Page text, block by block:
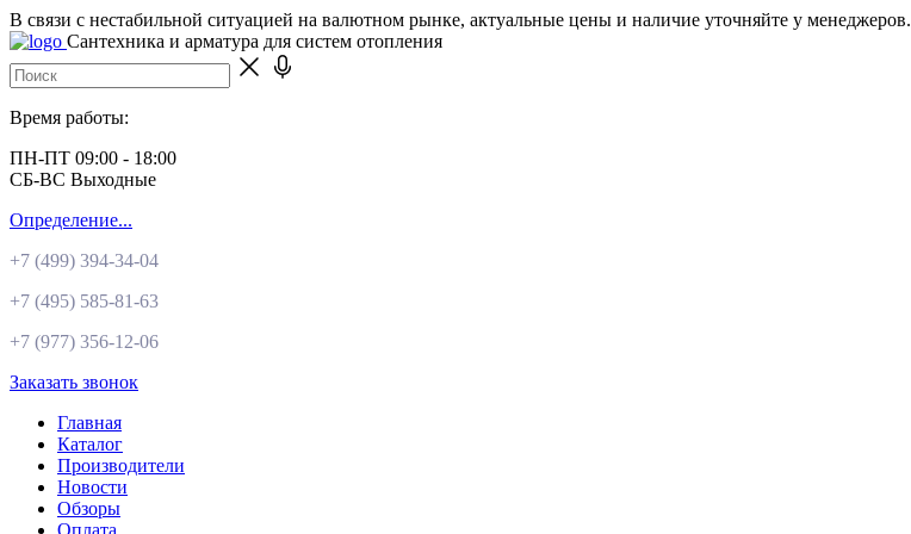
В связи с нестабильной ситуацией на валютном рынке, актуальные цены и наличие уточняйте у менеджеров.
Сантехника и арматура для систем отопления
Время работы:
ПН-ПТ 09:00 - 18:00
СБ-ВС Выходные
Определение...
+7 (499) 394-34-04
+7 (495) 585-81-63
+7 (977) 356-12-06
Заказать звонок
Главная
Каталог
Производители
Новости
Обзоры
Оплата